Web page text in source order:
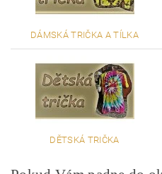
DÁMSKÁ TRIČKA A TÍLKA
DĚTSKÁ TRIČKA